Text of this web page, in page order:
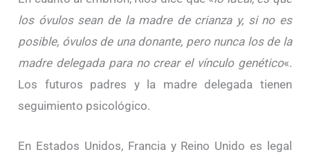
los óvulos sean de la madre de crianza y, si no es
posible, óvulos de una donante, pero nunca los de la
madre delegada para no crear el vínculo genético«.
Los futuros padres y la madre delegada tienen
seguimiento psicológico.
En Estados Unidos, Francia y Reino Unido es legal